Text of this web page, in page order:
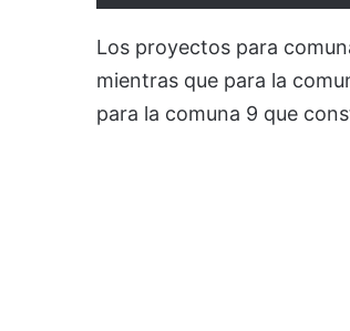
Los proyectos para
mientras que para la
para la comuna 9 que